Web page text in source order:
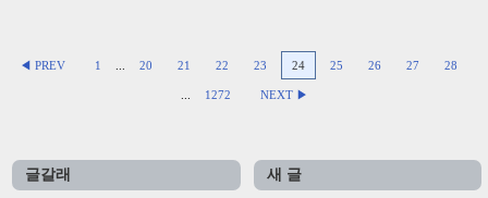
◀ PREV 1 20 21 22 23 24 25 26 27 28
1272 NEXT ▶
글갈래
새 글